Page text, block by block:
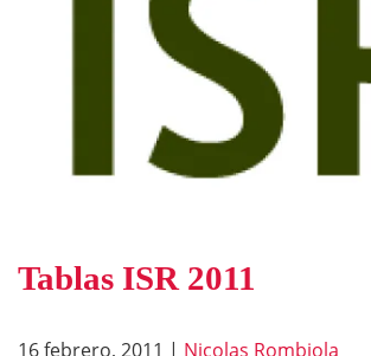
Tablas ISR 2011
16 febrero, 2011 | Nicolas Rombiola